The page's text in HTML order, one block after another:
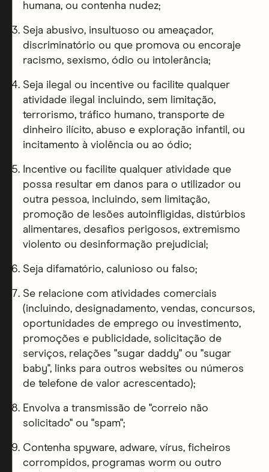
humana, ou contenha nudez;
Seja abusivo, insultuoso ou ameaçador,
discriminatório ou que promova ou encoraje
racismo, sexismo, ódio ou intolerância;
Seja ilegal ou incentive ou facilite qualquer
atividade ilegal incluindo, sem limitação,
terrorismo, tráfico humano, transporte de
dinheiro ilícito, abuso e exploração infantil, ou
incitamento à violência ou ao ódio;
Incentive ou facilite qualquer atividade que
possa resultar em danos para o utilizador ou
outra pessoa, incluindo, sem limitação,
promoção de lesões autoinfligidas, distúrbios
alimentares, desafios perigosos, extremismo
violento ou desinformação prejudicial;
Seja difamatório, calunioso ou falso;
Se relacione com atividades comerciais
(incluindo, designadamento, vendas, concursos,
oportunidades de emprego ou investimento,
promoções e publicidade, solicitação de
serviços, relações "sugar daddy" ou "sugar
baby", links para outros websites ou números
de telefone de valor acrescentado);
Envolva a transmissão de "correio não
solicitado" ou "spam";
Contenha spyware, adware, vírus, ficheiros
corrompidos, programas worm ou outro